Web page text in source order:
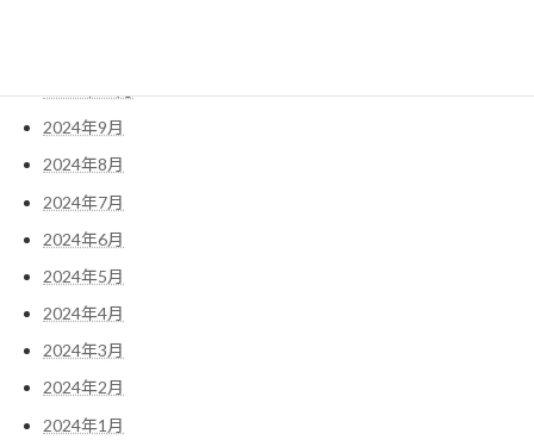
2024年9月
2024年8月
2024年7月
2024年6月
2024年5月
2024年4月
2024年3月
2024年2月
2024年1月